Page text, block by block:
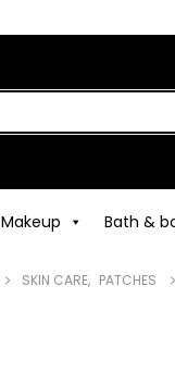
Makeup Bath &
SKIN CARE, PATCHES